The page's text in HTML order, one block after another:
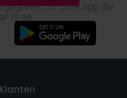
in onze app die
is op
Klanten